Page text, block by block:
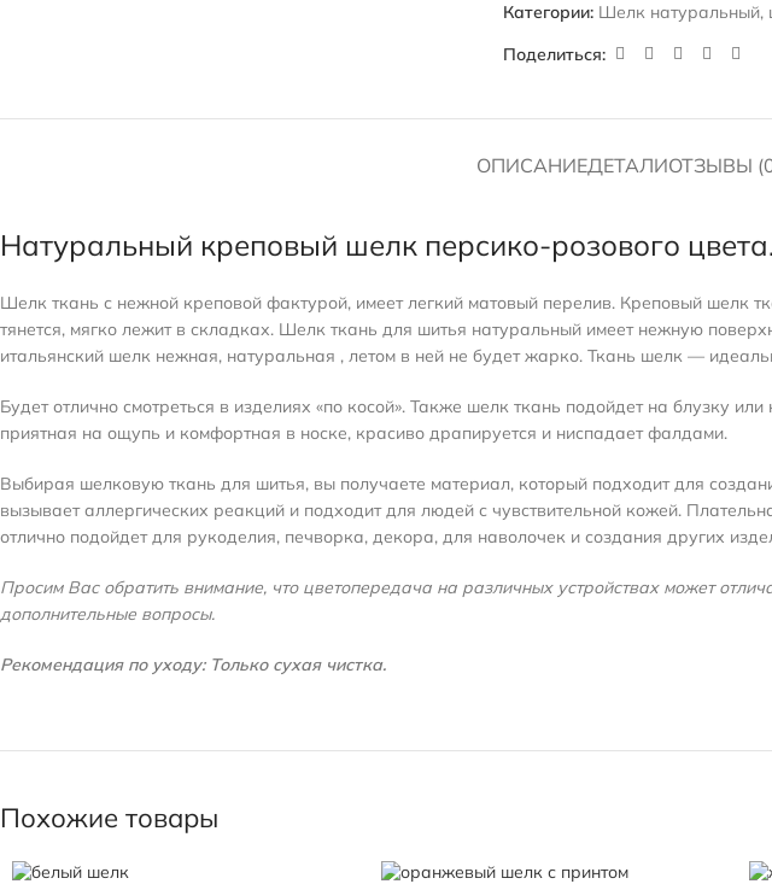
Категории: Шелк натуральный,
Поделиться:
ОПИСАНИЕДЕТАЛИОТЗЫВЫ
Натуральный креповый шелк персико-розового цвета.
Шелк ткань с нежной креповой фактурой, имеет легкий матовый перелив. Креповый шелк
тянется, мягко лежит в складках. Шелк ткань для шитья натуральный имеет нежную
итальянский шелк нежная, натуральная , летом в ней не будет жарко. Ткань шелк —
Будет отлично смотреться в изделиях «по косой». Также шелк ткань подойдет на блузку
приятная на ощупь и комфортная в носке, красиво драпируется и ниспадает фалдами.
Выбирая шелковую ткань для шитья, вы получаете материал, который подходит для
вызывает аллергических реакций и подходит для людей с чувствительной кожей.
отлично подойдет для рукоделия, печворка, декора, для наволочек и создания других
Просим Вас обратить внимание, что цветопередача на различных устройствах может
дополнительные вопросы.
Рекомендация по уходу: Только сухая чистка.
Похожие товары